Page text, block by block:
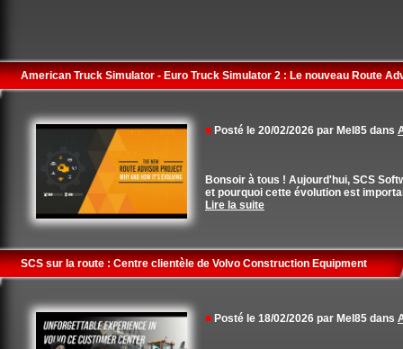
American Truck Simulator - Euro Truck Simulator 2 : Le nouveau Route
■ Posté le 20/02/2026 par Mel85 dans
Bonsoir à tous ! Aujourd'hui, SCS
et pourquoi cette évolution est
Lire la suite
SCS sur la route : Centre clientèle de Volvo Construction Equipment
■ Posté le 18/02/2026 par Mel85 dans